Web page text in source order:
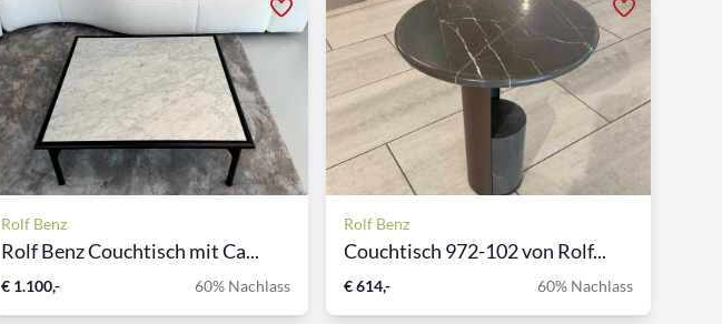
Rolf Benz
Rolf Benz Couchtisch mit Ca...
€ 1.100,- 60% Nachlass
Rolf Benz
Couchtisch 972-102 von Rolf...
€ 614,- 60% Nachlass